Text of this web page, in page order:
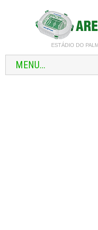
ESTÁDIO DO
MENU...